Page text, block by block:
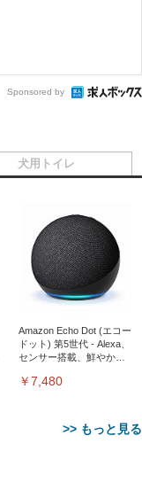
Sponsored by
Amazon Echo Dot (エコー
ドット) 第5世代 - Alexa、
センサー搭載、鮮やかな
￥7,480
>> もっと見る
犬用トイレ